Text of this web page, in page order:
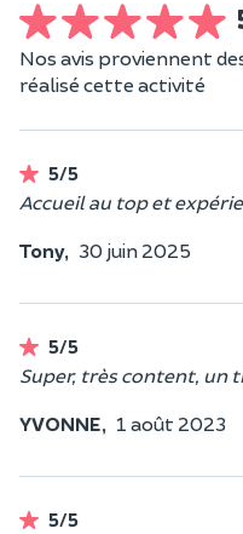
Nos avis proviennent
réalisé cette activité
5/5
Accueil au top et
Tony, 30 juin 2025
5/5
Super, très content, un
YVONNE, 1 août 2023
5/5